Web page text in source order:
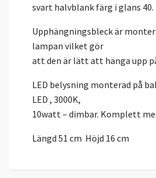
svart halvblank färg i glans 40.
Upphängningsbleck är
lampan vilket gör
att den är lätt att hänga upp
LED belysning monterad på
LED , 3000K,
10watt – dimbar. Komplett
Längd 51 cm Höjd 16 cm